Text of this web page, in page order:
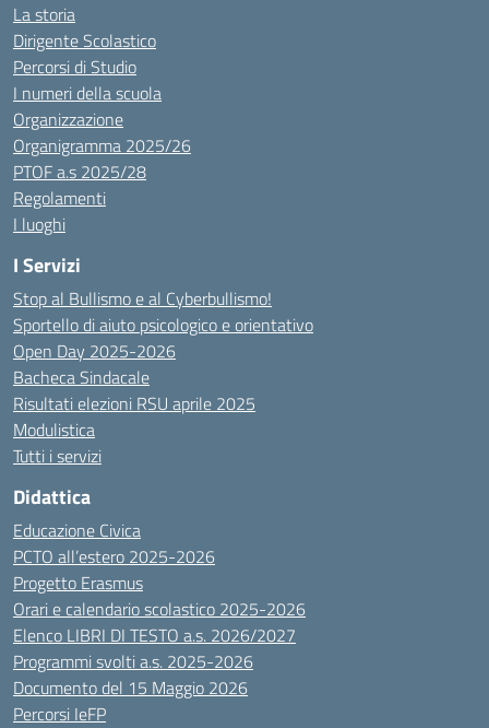
La storia
Dirigente Scolastico
Percorsi di Studio
I numeri della scuola
Organizzazione
Organigramma 2025/26
PTOF a.s 2025/28
Regolamenti
I luoghi
I Servizi
Stop al Bullismo e al Cyberbullismo!
Sportello di aiuto psicologico e orientativo
Open Day 2025-2026
Bacheca Sindacale
Risultati elezioni RSU aprile 2025
Modulistica
Tutti i servizi
Didattica
Educazione Civica
PCTO all’estero 2025-2026
Progetto Erasmus
Orari e calendario scolastico 2025-2026
Elenco LIBRI DI TESTO a.s. 2026/2027
Programmi svolti a.s. 2025-2026
Documento del 15 Maggio 2026
Percorsi IeFP